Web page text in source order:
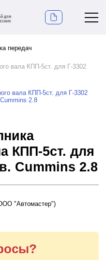
ДЛЯ
передач
вала КПП-5ст. для Г-3302
КПП-5ст. для
Cummins 2.8
"Автомастер")